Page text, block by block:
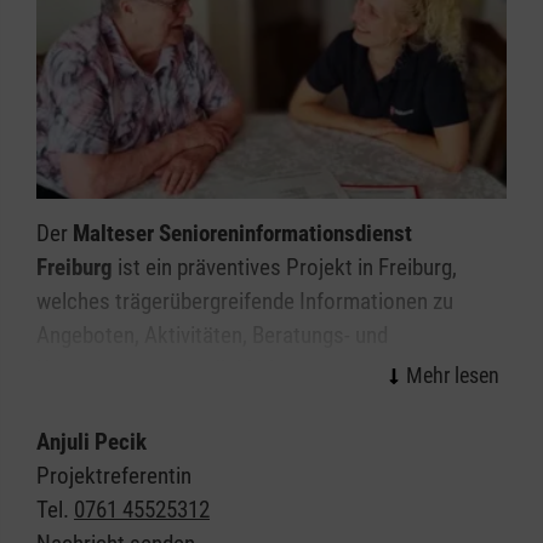
Mit den Eltern, Kostenträgern und Schulen bzw.
Kindergärten sind und bleiben wir in engem
Austausch.
Der Malteser Senioreninformationsdienst
Freiburg ist ein präventives Projekt in Freiburg,
welches trägerübergreifende Informationen zu
auch um die Vorsorge, um mögliche Einsamkeit
oder Altersarmut verändern zu können.
Anjuli Pecik
Projektreferentin
Tel. 0761 45525312